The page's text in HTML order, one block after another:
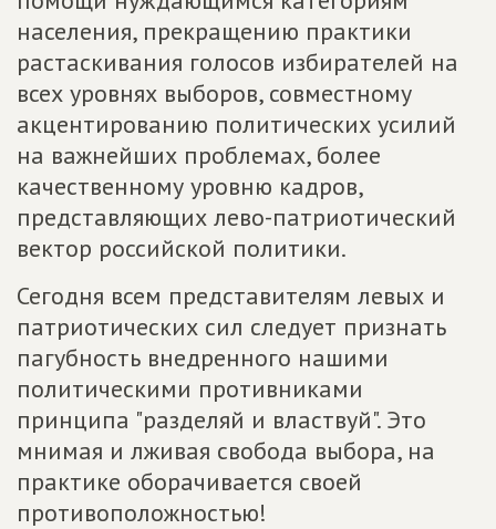
населения, прекращению практики
растаскивания голосов избирателей на
всех уровнях выборов, совместному
акцентированию политических усилий
на важнейших проблемах, более
качественному уровню кадров,
представляющих лево-патриотический
вектор российской политики.
Сегодня всем представителям левых и
патриотических сил следует признать
пагубность внедренного нашими
политическими противниками
принципа "разделяй и властвуй". Это
мнимая и лживая свобода выбора, на
практике оборачивается своей
противоположностью!